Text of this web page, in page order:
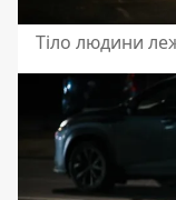
Тіло людини